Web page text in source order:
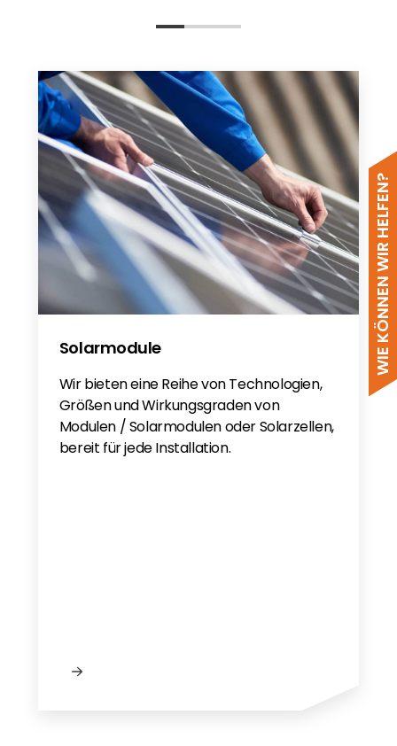
WIE KÖNNEN WIR HELFEN?
CE certification for Steel
VDE Produktsicherheitsgesetz (ProdSG)
Product Safety Act
Schletter Components Overview
2018/19
Schletter 2023 EN
Schletter Components Overview 2022
EN
Schletter Komponentenuerbersicht
2023DE
Solarmodule
Wir bieten eine Reihe von Technologien,
Größen und Wirkungsgraden von
Modulen / Solarmodulen oder Solarzellen,
bereit für jede Installation.